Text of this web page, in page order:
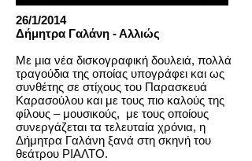
26/1/2014
Δήμητρα Γαλάνη - Αλλιώς
Με μια νέα δισκογραφική δουλειά, πολλά
τραγούδια της οποίας υπογράφει και ως
συνθέτης σε στίχους του Παρασκευά
Καρασούλου και με τους πιο καλούς της
φίλους – μουσικούς, με τους οποίους
συνεργάζεται τα τελευταία χρόνια, η
Δήμητρα Γαλάνη ξανά στη σκηνή του
θεάτρου ΡΙΑΛΤΟ.